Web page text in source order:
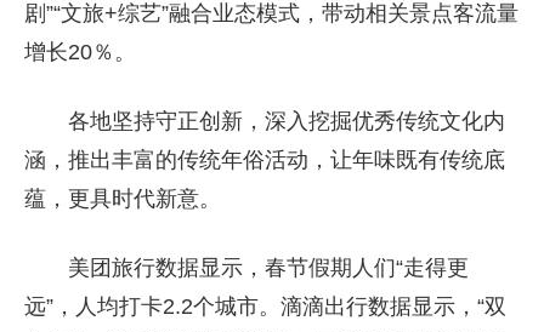
剧”“文旅+综艺”融合业态模式，带动相关景点客流量
增长20％。
各地坚持守正创新，深入挖掘优秀传统文化内
涵，推出丰富的传统年俗活动，让年味既有传统底
蕴，更具时代新意。
美团旅行数据显示，春节假期人们“走得更
远”，人均打卡2.2个城市。滴滴出行数据显示，“双